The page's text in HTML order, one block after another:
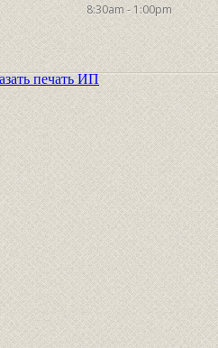
8:30am - 1:00pm
печать ИП